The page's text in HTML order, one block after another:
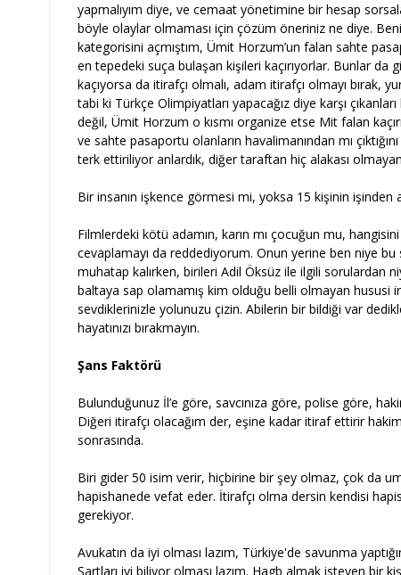
yapmalıyım diye, ve cemaat yönetimine bir hesap
böyle olaylar olmaması için çözüm öneriniz ne diye.
kategorisini açmıştım, Ümit Horzum’un falan sahte
en tepedeki suça bulaşan kişileri kaçırıyorlar. Bunlar da
kaçıyorsa da itirafçı olmalı, adam itirafçı olmayı bırak,
tabi ki Türkçe Olimpiyatları yapacağız diye karşı
değil, Ümit Horzum o kısmı organize etse Mit falan
ve sahte pasaportu olanların havalimanından mı
terk ettiriliyor anlardık, diğer taraftan hiç alakası
Bir insanın işkence görmesi mi, yoksa 15 kişinin işinden
Filmlerdeki kötü adamın, karın mı çocuğun mu,
cevaplamayı da reddediyorum. Onun yerine ben niye
muhatap kalırken, birileri Adil Öksüz ile ilgili sorulardan
baltaya sap olamamış kim olduğu belli olmayan hususi
sevdiklerinizle yolunuzu çizin. Abilerin bir bildiği var
hayatınızı bırakmayın.
Şans Faktörü
Bulunduğunuz İl’e göre, savcınıza göre, polise göre,
Diğeri itirafçı olacağım der, eşine kadar itiraf ettirir
sonrasında.
Biri gider 50 isim verir, hiçbirine bir şey olmaz, çok da
hapishanede vefat eder. İtirafçı olma dersin kendisi
gerekiyor.
Avukatın da iyi olması lazım, Türkiye'de savunma
Şartları iyi biliyor olması lazım. Hagb almak isteyen bir